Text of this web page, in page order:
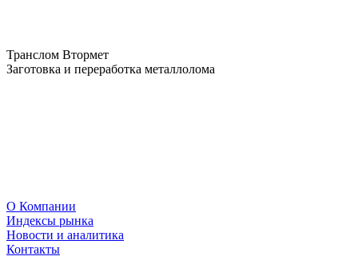
Транслом Втормет
Заготовка и переработка металлолома
О Компании
Индексы рынка
Новости и аналитика
Контакты